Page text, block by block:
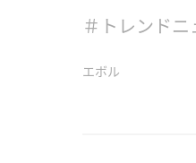
＃トレンドニ
エボル